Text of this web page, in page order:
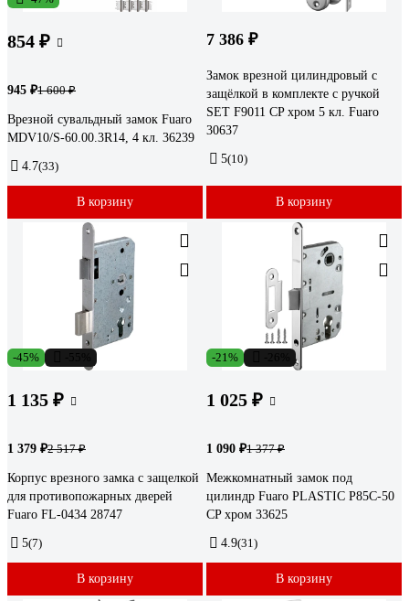
854 ₽
945 ₽1 600 ₽
Врезной сувальдный замок Fuaro
MDV10/S-60.00.3R14, 4 кл. 36239
4.7(33)
В корзину
7 386 ₽
Замок врезной цилиндровый с
защёлкой в комплекте с ручкой
SET F9011 CP хром 5 кл. Fuaro
30637
5(10)
В корзину
-45%
1 135 ₽
1 379 ₽2 517 ₽
Корпус врезного замка с защелкой
для противопожарных дверей
Fuaro FL-0434 28747
5(7)
В корзину
-21%
1 025 ₽
1 090 ₽1 377 ₽
Межкомнатный замок под
цилиндр Fuaro PLASTIC P85C-50
CP хром 33625
4.9(31)
В корзину